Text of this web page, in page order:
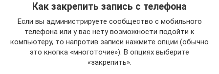
Как закрепить запись с телефона
Если вы администрируете сообщество с мобильного
телефона или у вас нету возможности подойти к
компьютеру, то напротив записи нажмите опции (обычно
это кнопка «многоточие»). В опциях выберите
«закрепить».